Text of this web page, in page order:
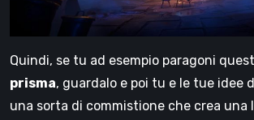
Quindi, se tu ad esempio paragoni
prisma, guardalo e poi tu e le tue idee
una sorta di commistione che crea una